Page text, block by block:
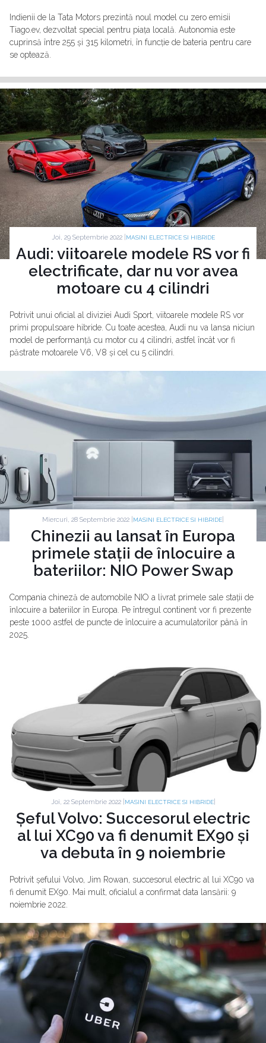
Indienii de la Tata Motors prezintă noul model cu zero emisii
Tiago.ev, dezvoltat special pentru piața locală. Autonomia este
cuprinsă între 255 și 315 kilometri, în funcție de bateria pentru care
se optează.
Joi, 29 Septembrie 2022 | MASINI ELECTRICE SI HIBRIDE
Audi: viitoarele modele RS vor fi
electrificate, dar nu vor avea
motoare cu 4 cilindri
Potrivit unui oficial al diviziei Audi Sport, viitoarele modele RS vor
primi propulsoare hibride. Cu toate acestea, Audi nu va lansa niciun
model de performanță cu motor cu 4 cilindri, astfel încât vor fi
păstrate motoarele V6, V8 și cel cu 5 cilindri.
Miercuri, 28 Septembrie 2022 | MASINI ELECTRICE SI HIBRIDE
Chinezii au lansat în Europa
primele stații de înlocuire a
bateriilor: NIO Power Swap
Compania chineză de automobile NIO a livrat primele sale stații de
înlocuire a bateriilor în Europa. Pe întregul continent vor fi prezente
peste 1000 astfel de puncte de înlocuire a acumulatorilor până în
2025.
Joi, 22 Septembrie 2022 | MASINI ELECTRICE SI HIBRIDE|
Șeful Volvo: Succesorul electric
al lui XC90 va fi denumit EX90 și
va debuta în 9 noiembrie
Potrivit șefului Volvo, Jim Rowan, succesorul electric al lui XC90 va
fi denumit EX90. Mai mult, oficialul a confirmat data lansării: 9
noiembrie 2022.